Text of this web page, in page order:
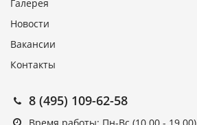
Галерея
Новости
Вакансии
Контакты
8 (495) 109-62-58